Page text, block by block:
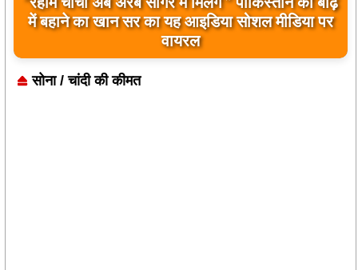
में बहाने का खान सर का यह आइडिया सोशल मीडिया पर
वायरल
बिलावल भुट्टो द्वारा सिंधु नदी और भारत को लेकर दिए गए
बयान पर भारत के केंद्रीय मंत्रियों की कड़ी प्रतिक्रिया
सोना / चांदी की कीमत